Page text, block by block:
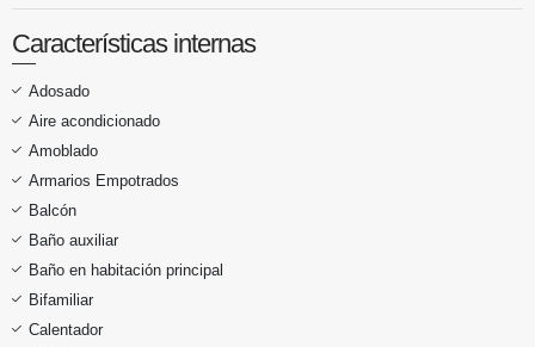
Características internas
Adosado
Aire acondicionado
Amoblado
Armarios Empotrados
Balcón
Baño auxiliar
Baño en habitación principal
Bifamiliar
Calentador